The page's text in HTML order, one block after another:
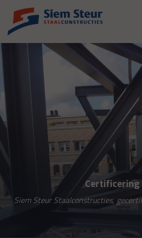
Certificering
Siem Steur Staalconstructies,